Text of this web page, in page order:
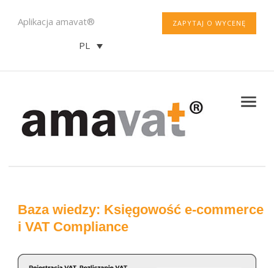
ZAPYTAJ O WYCENĘ
Aplikacja amavat®
PL
Baza wiedzy: Księgowość e-commerce
i VAT Compliance